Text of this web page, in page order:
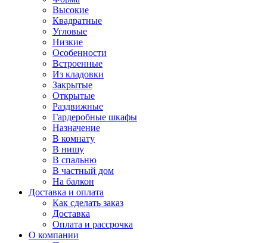
Высокие
Квадратные
Угловые
Низкие
Особенности
Встроенные
Из кладовки
Закрытые
Открытые
Раздвижные
Гардеробные шкафы
Назначение
В комнату
В нишу
В спальню
В частный дом
На балкон
Доставка и оплата
Как сделать заказ
Доставка
Оплата и рассрочка
О компании